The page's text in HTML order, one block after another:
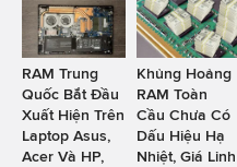
RAM Trung
Quốc Bắt Đầu
Xuất Hiện Trên
Laptop Asus,
Acer Và HP,
Khủng Hoảng
RAM Toàn
Cầu Chưa Có
Dấu Hiệu Hạ
Nhiệt, Giá Linh